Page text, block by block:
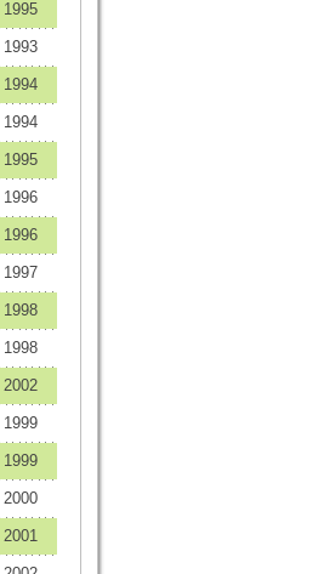
1995
1993
1994
1994
1995
1996
1996
1997
1998
1998
2002
1999
1999
2000
2001